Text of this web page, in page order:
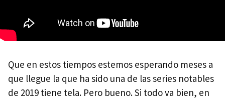
Que en estos tiempos estemos esperando meses a
que llegue la que ha sido una de las series notables
de 2019 tiene tela. Pero bueno. Si todo va bien, en